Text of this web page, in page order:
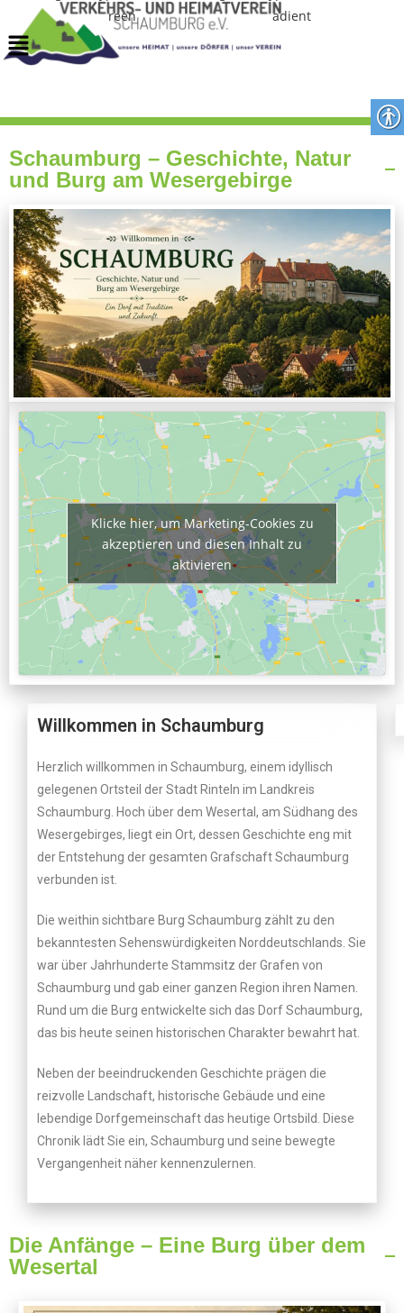
Schaumburg – Geschichte, Natur
und Burg am Wesergebirge
Klicke hier, um Marketing-Cookies zu
akzeptieren und diesen Inhalt zu
aktivieren
Willkommen in Schaumburg
Herzlich willkommen in Schaumburg, einem idyllisch
gelegenen Ortsteil der Stadt Rinteln im Landkreis
Schaumburg. Hoch über dem Wesertal, am Südhang des
Wesergebirges, liegt ein Ort, dessen Geschichte eng mit
der Entstehung der gesamten Grafschaft Schaumburg
verbunden ist.
Die weithin sichtbare Burg Schaumburg zählt zu den
bekanntesten Sehenswürdigkeiten Norddeutschlands. Sie
war über Jahrhunderte Stammsitz der Grafen von
Schaumburg und gab einer ganzen Region ihren Namen.
Rund um die Burg entwickelte sich das Dorf Schaumburg,
das bis heute seinen historischen Charakter bewahrt hat.
Neben der beeindruckenden Geschichte prägen die
reizvolle Landschaft, historische Gebäude und eine
lebendige Dorfgemeinschaft das heutige Ortsbild. Diese
Chronik lädt Sie ein, Schaumburg und seine bewegte
Vergangenheit näher kennenzulernen.
Die Anfänge – Eine Burg über dem
Wesertal